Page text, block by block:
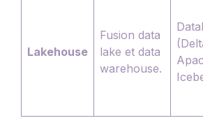
Lakehouse
Fusion data
lake et data
warehouse.